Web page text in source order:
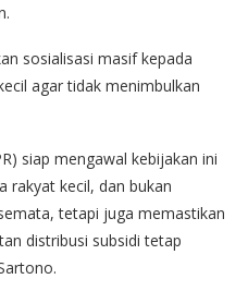
sosialisasi masif kepada
agar tidak menimbulkan
siap mengawal kebijakan ini
rakyat kecil, dan bukan
tetapi juga memastikan
distribusi subsidi tetap